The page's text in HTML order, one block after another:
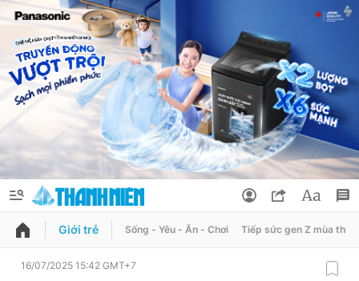
QUẢNG CÁO
Giới trẻ Sống - Yêu - Ăn - Chơi Tiếp sức gen Z mùa thi
16/07/2025 15:42 GMT+7